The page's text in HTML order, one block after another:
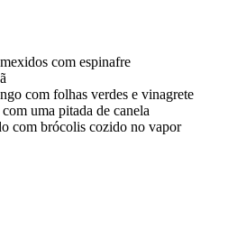
com espinafre
com folhas verdes e vinagrete
uma pitada de canela
com brócolis cozido no vapor